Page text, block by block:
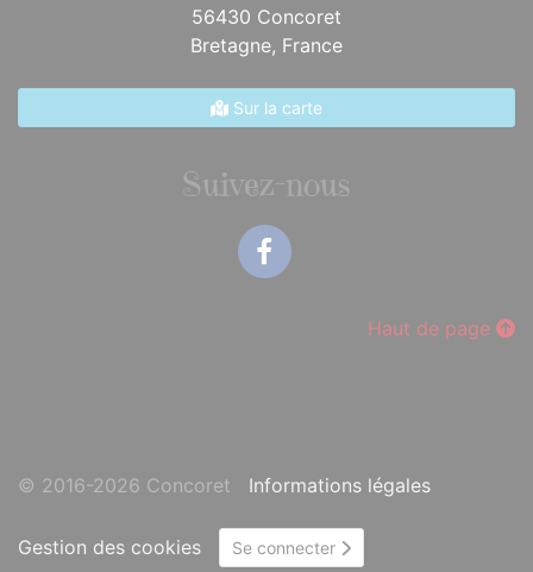
56430 Concoret
Bretagne, France
Sur la carte
Suivez-nous
Haut de page
© 2016-2026 Concoret Informations légales
Gestion des cookies Se connecter